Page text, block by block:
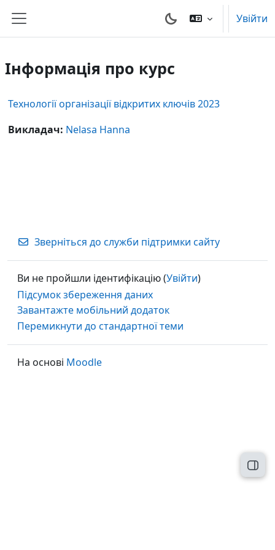
Бокова панель
Увійти
Інформація про курс
Технології організації відкритих ключів 2023
Викладач: Nelasa Hanna
Зверніться до служби підтримки сайту
Ви не пройшли ідентифікацію (Увійти)
Підсумок збереження даних
Завантажте мобільний додаток
Перемикнути до стандартної теми
На основі Moodle